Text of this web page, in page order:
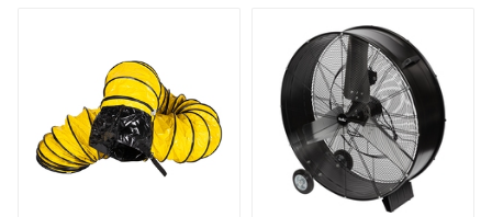
Таймер на отключение
Нет
Высота упаковки товара
26
Гарантийный документ
Гарантийный талон
Глубина упаковки товара
35
Нет